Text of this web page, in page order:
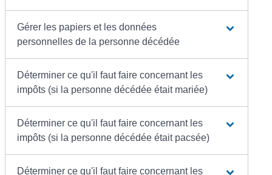
Gérer les papiers et les données
personnelles de la personne décédée
Déterminer ce qu'il faut faire concernant les
impôts (si la personne décédée était mariée)
Déterminer ce qu'il faut faire concernant les
impôts (si la personne décédée était pacsée)
Déterminer ce qu'il faut faire concernant les